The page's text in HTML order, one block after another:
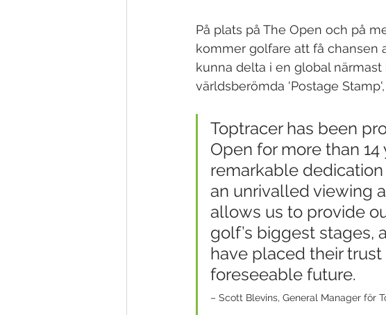
På plats på The Open och på
kommer golfare att få chansen
kunna delta i en global
världsberömda 'Postage
Toptracer has been
Open for more than
remarkable
an unrivalled viewing
allows us to provide
golf’s biggest stages,
have placed their
foreseeable future.
– Scott Blevins, General Manager för